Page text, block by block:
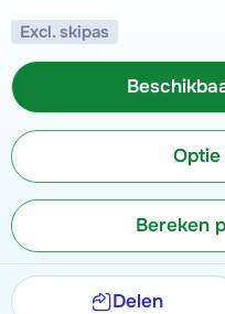
Excl. skipas
Bereken
Delen